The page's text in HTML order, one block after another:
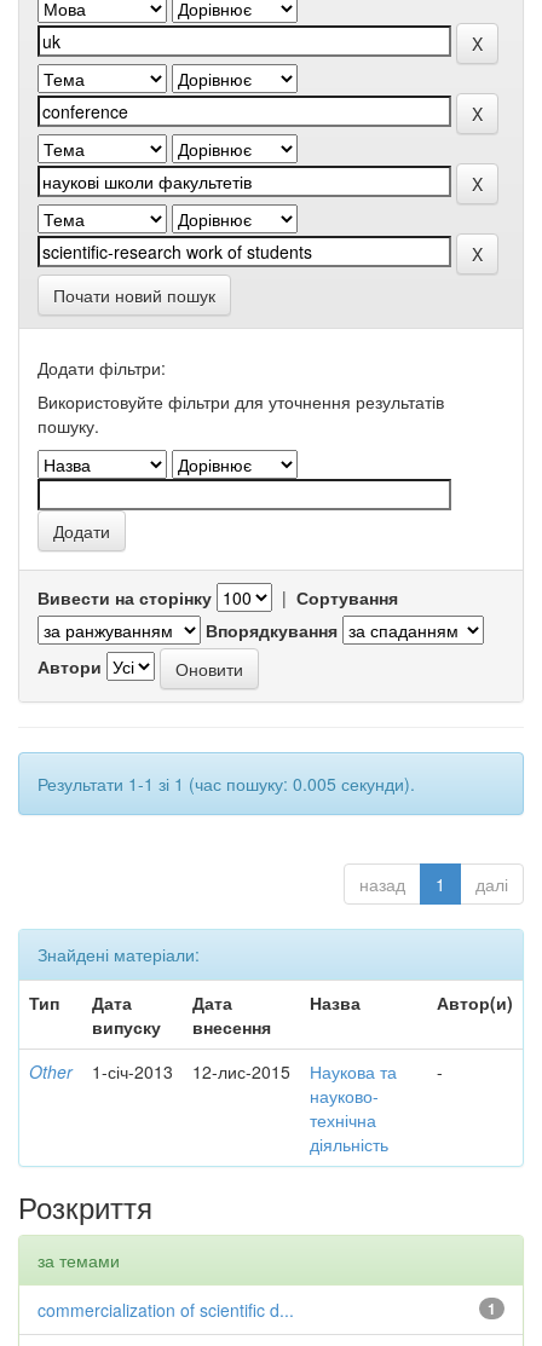
Почати новий пошук
Додати фільтри:
Використовуйте фільтри для уточнення результатів
пошуку.
Вивести на сторінку | Сортування
Впорядкування
Автори
Результати 1-1 зі 1 (час пошуку: 0.005 секунди).
назад 1 далі
Знайдені матеріали:
Тип
Дата
випуску
Дата
внесення
Назва Автор(и)
Other 1-січ-2013 12-лис-2015
Наукова та
науково-
технічна
діяльність
-
Розкриття
за темами
1
commercialization of scientific d...